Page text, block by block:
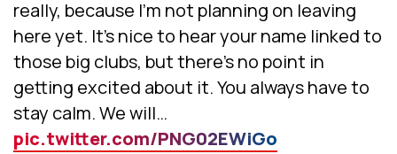
really, because I’m not planning on leaving
here yet. It’s nice to hear your name linked to
those big clubs, but there’s no point in
getting excited about it. You always have to
stay calm. We will…
pic.twitter.com/PNG02EWiGo